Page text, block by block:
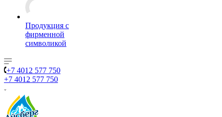
Продукция с
фирменной
символикой
+7 4012 577 750
+7 4012 577 750